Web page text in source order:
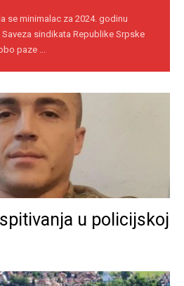
se minimalac za 2024. godinu
sindikata Republike Srpske
paze ...
u policijskoj